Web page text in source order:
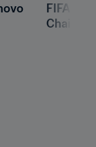
FIFA